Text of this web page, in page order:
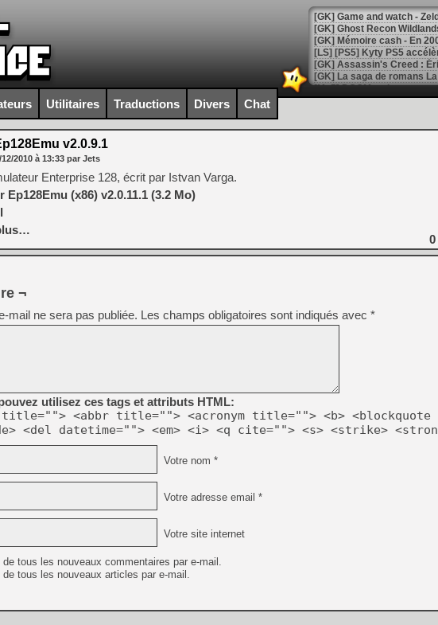
[Mo5] DOOM arrive en
[GK] Bethesda fête les 30
[GK] Roblox : l'action en
[GK] Agenda - GeForce
[LS] [PS5] ps5-y2jb-
[GK] Pourquoi Marvel
[GK] Test : Restory : Chill
[GK] GTA 6 : Rockstar
[GK] Hot Wheels Infinite
[GK] Mémoire cash -
[GK] Résultats Nintendo :
[GK] Déjà des
[Mo5] Brickboy cherche à
[GK] Minecraft et ses «
[GK] Beast of
[GK] Ubisoft : fin de partie
[GK] Mémoire cash -
[GK] Dan Houser (GTA)
[GK] Comment EA Sports
[GK] Crimson Moon : un
[GK] Isle of Reveries : le
[GK] Moonlighter 2 : The
[GK] Capcom relance
[Mo5] Deux inédits du
[GK] Le beat'em up The
[GK] Endless Legend 2 :
[LS] [PS5] Premiers
Utilitaires Traductions Divers Chat
v2.0.9.1
12/2010 à 13:33 par Jets
Enterprise 128, écrit par Istvan Varga.
Ep128Emu (x86) v2.0.11.1 (3.2 Mo)
0
¬
mail ne sera pas publiée. Les champs obligatoires sont indiqués avec *
utilisez ces tags et attributs HTML:
<abbr title=""> <acronym title=""> <b> <blockquote
<del datetime=""> <em> <i> <q cite=""> <s> <strike>
Votre nom *
Votre adresse email *
Votre site internet
de tous les nouveaux commentaires par e-mail.
de tous les nouveaux articles par e-mail.